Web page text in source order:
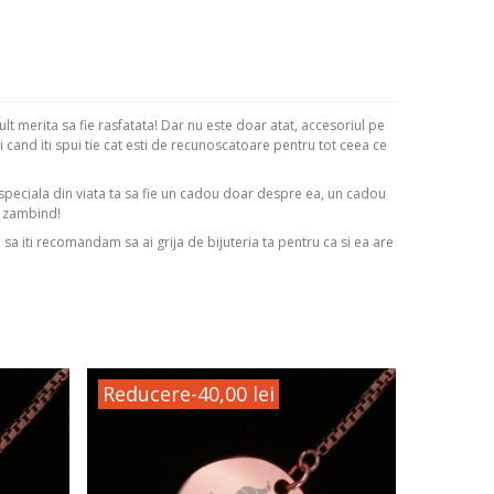
merita sa fie rasfatata! Dar nu este doar atat, accesoriul pe
iti spui tie cat esti de recunoscatoare pentru tot ceea ce
din viata ta sa fie un cadou doar despre ea, un cadou
iti recomandam sa ai grija de bijuteria ta pentru ca si ea are
Reducere-40,00 lei